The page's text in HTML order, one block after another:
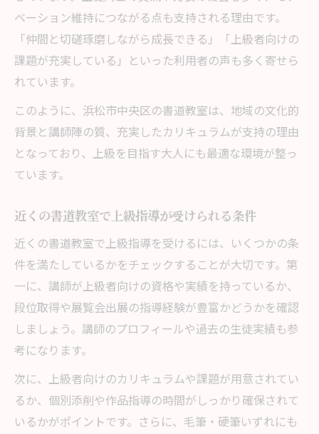
ベーション維持につながる点も支持される理由です。
「仲間と切磋琢磨しながら成長できる」「上級者向けの
課題が充実している」といった利用者の声も多く寄せら
れています。
このように、浜松市中央区の書道教室は、地域の文化的
背景と講師陣の質、充実したカリキュラムが支持の理由
となっており、上級を目指す大人にも最適な環境が整っ
ています。
近くの書道教室で上級指導が受けられる条件
近くの書道教室で上級指導を受けるには、いくつかの条
件を満たしているかをチェックすることが大切です。第
一に、講師が上級者向けの資格や実績を持っているか、
段位取得や展覧会出展の指導経験が豊富かどうかを確認
しましょう。講師のプロフィールや過去の生徒実績も参
考になります。
次に、上級者向けのカリキュラムや課題が用意されてい
るか、個別添削や作品指導の時間がしっかり確保されて
いるかがポイントです。さらに、毛筆・硬筆いずれにも